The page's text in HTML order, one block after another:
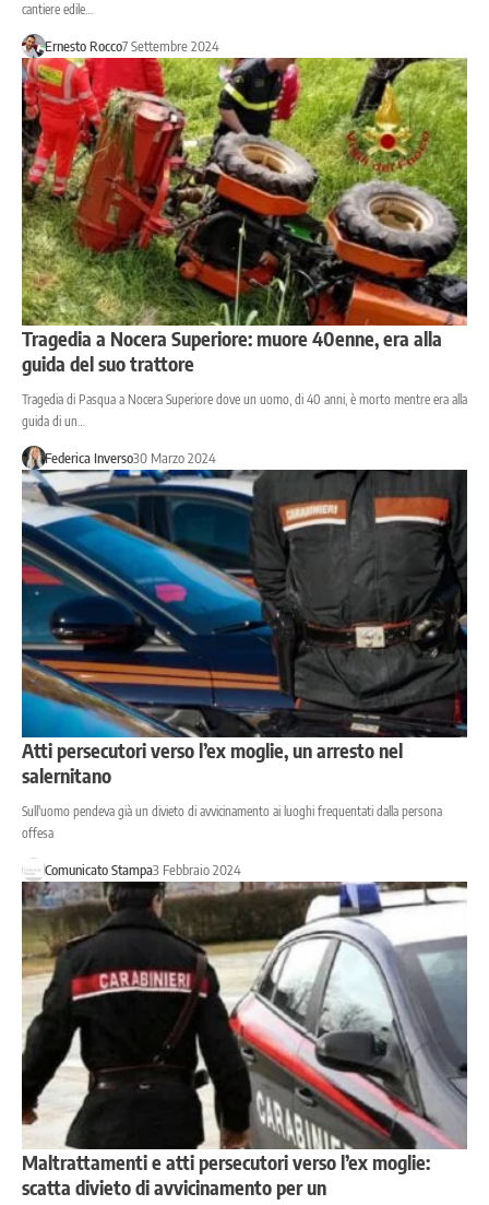
cantiere edile…
Ernesto Rocco7 Settembre 2024
Tragedia a Nocera Superiore: muore 40enne, era alla
guida del suo trattore
Tragedia di Pasqua a Nocera Superiore dove un uomo, di 40 anni, è morto mentre era alla
guida di un…
Federica Inverso30 Marzo 2024
Atti persecutori verso l’ex moglie, un arresto nel
salernitano
Sull'uomo pendeva già un divieto di avvicinamento ai luoghi frequentati dalla persona
offesa
Comunicato Stampa3 Febbraio 2024
Maltrattamenti e atti persecutori verso l’ex moglie:
scatta divieto di avvicinamento per un